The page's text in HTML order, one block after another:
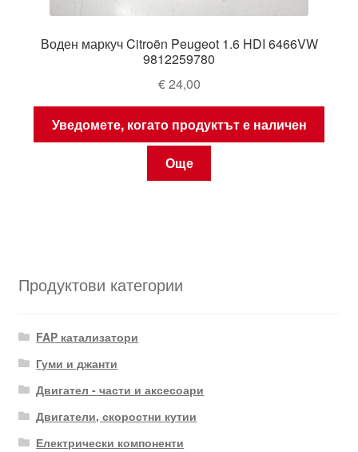
Воден маркуч Citroën Peugeot 1.6 HDI 6466VW
9812259780
€24,00
Уведомете, когато продуктът е наличен
Още
Продуктови категории
FAP катализатори
Гуми и джанти
Двигател - части и аксесоари
Двигатели, скоростни кутии
Електрически компоненти